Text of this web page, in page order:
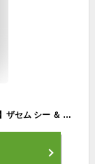
ニキビパッチ さっぱり 保湿 鎮静 ニキビケア【公式】ザセム シー ＆ ソウ A.C コントロール クリア スポット パッチ theSAEM/正規輸入品/国内発送